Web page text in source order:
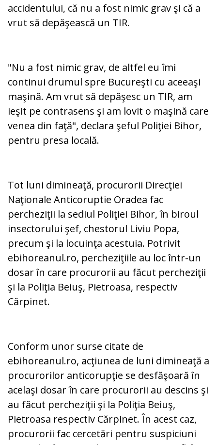
accidentului, că nu a fost nimic grav şi că a
vrut să depăşească un TIR.
"Nu a fost nimic grav, de altfel eu îmi
continui drumul spre Bucureşti cu aceeaşi
maşină. Am vrut să depăşesc un TIR, am
ieşit pe contrasens şi am lovit o maşină care
venea din faţă", declara şeful Poliţiei Bihor,
pentru presa locală.
Tot luni dimineaţă, procurorii Direcţiei
Naţionale Anticoruptie Oradea fac
percheziţii la sediul Poliţiei Bihor, în biroul
insectorului şef, chestorul Liviu Popa,
precum şi la locuinţa acestuia. Potrivit
ebihoreanul.ro, percheziţiile au loc într-un
dosar în care procurorii au făcut percheziţii
şi la Poliţia Beiuş, Pietroasa, respectiv
Cărpinet.
Conform unor surse citate de
ebihoreanul.ro, acţiunea de luni dimineaţă a
procurorilor anticorupţie se desfăşoară în
acelaşi dosar în care procurorii au descins şi
au făcut percheziţii şi la Poliţia Beiuş,
Pietroasa respectiv Cărpinet. În acest caz,
procurorii fac cercetări pentru suspiciuni